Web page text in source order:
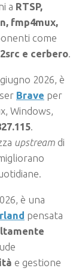
a RTSP,
fmp4mux,
come
e cerbero.
2026, è
Brave per
Windows,
.
upstream di
è una
pensata
e gestione